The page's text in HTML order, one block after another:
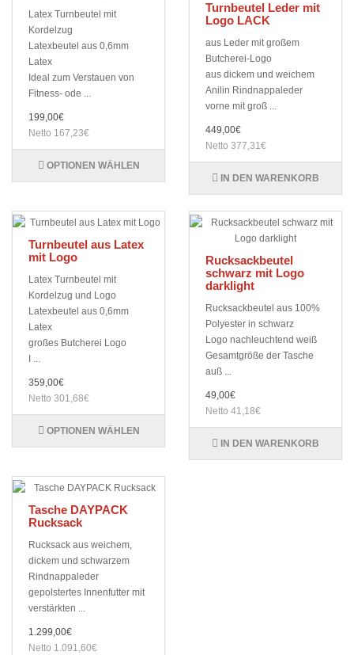
Latex Turnbeutel mit
Kordelzug
Latexbeutel aus 0,6mm
Latex
Ideal zum Verstauen von
Fitness- ode ...
199,00€
Netto 167,23€
OPTIONEN WÄHLEN
Turnbeutel Leder mit
Logo LACK
aus Leder mit großem
Butcherei-Logo
aus dickem und weichem
Anilin Rindnappaleder
vorne mit groß ...
449,00€
Netto 377,31€
IN DEN WARENKORB
Turnbeutel aus Latex
mit Logo
Latex Turnbeutel mit
Kordelzug und Logo
Latexbeutel aus 0,6mm
Latex
großes Butcherei Logo
I ...
359,00€
Netto 301,68€
OPTIONEN WÄHLEN
Rucksackbeutel
schwarz mit Logo
darklight
Rucksackbeutel aus 100%
Polyester in schwarz
Logo nachleuchtend weiß
Gesamtgröße der Tasche
auß ...
49,00€
Netto 41,18€
IN DEN WARENKORB
Tasche DAYPACK
Rucksack
Rucksack aus weichem,
dickem und schwarzem
Rindnappaleder
gepolstertes Innenfutter mit
verstärkten ...
1.299,00€
Netto 1.091,60€